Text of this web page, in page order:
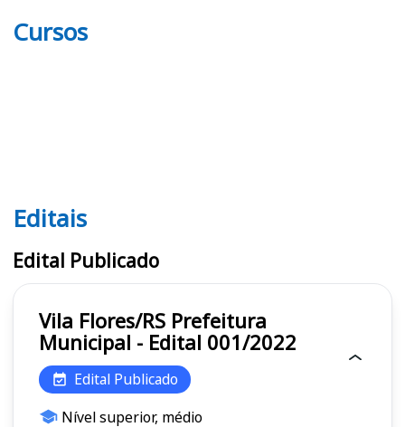
Cursos
Editais
Editais
Edital Publicado
Vila Flores/RS Prefeitura
Municipal - Edital 001/2022
Edital Publicado
Nível superior, médio